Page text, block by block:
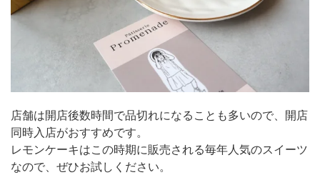
店舗は開店後数時間で品切れになることも多いので、開店
同時入店がおすすめです。
レモンケーキはこの時期に販売される毎年人気のスイーツ
なので、ぜひお試しください。